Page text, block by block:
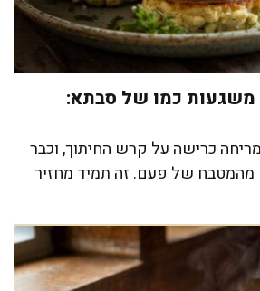
משגעות כמו של סבתא:
כרישה על קרש החיתוך, וכבר
מהמטבח של פעם. זה תמיד מחזיר